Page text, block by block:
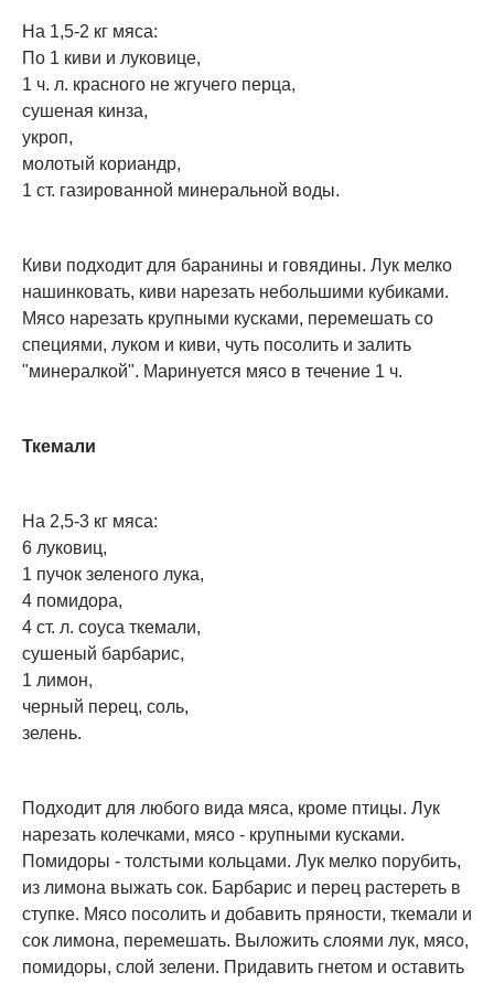
На 1,5-2 кг мяса:
По 1 киви и луковице,
1 ч. л. красного не жгучего перца,
сушеная кинза,
укроп,
молотый кориандр,
1 ст. газированной минеральной воды.
Киви подходит для баранины и говядины. Лук мелко
нашинковать, киви нарезать небольшими кубиками.
Мясо нарезать крупными кусками, перемешать со
специями, луком и киви, чуть посолить и залить
"минералкой". Маринуется мясо в течение 1 ч.
Ткемали
На 2,5-3 кг мяса:
6 луковиц,
1 пучок зеленого лука,
4 помидора,
4 ст. л. соуса ткемали,
сушеный барбарис,
1 лимон,
черный перец, соль,
зелень.
Подходит для любого вида мяса, кроме птицы. Лук
нарезать колечками, мясо - крупными кусками.
Помидоры - толстыми кольцами. Лук мелко порубить,
из лимона выжать сок. Барбарис и перец растереть в
ступке. Мясо посолить и добавить пряности, ткемали и
сок лимона, перемешать. Выложить слоями лук, мясо,
помидоры, слой зелени. Придавить гнетом и оставить